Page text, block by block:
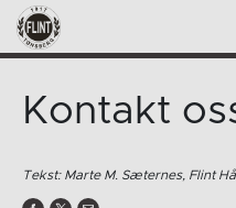
Kontakt
Tekst: Marte M. Sæternes, Flint